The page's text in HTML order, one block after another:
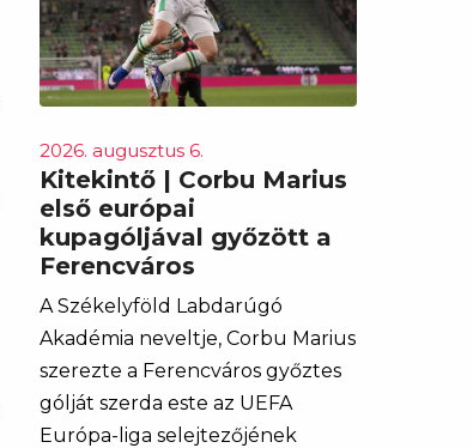
2026. augusztus 6.
Kitekintő | Corbu Marius
első európai
kupagóljával győzött a
Ferencváros
A Székelyföld Labdarúgó
Akadémia neveltje, Corbu Marius
szerezte a Ferencváros győztes
gólját szerda este az UEFA
Európa-liga selejtezőjének